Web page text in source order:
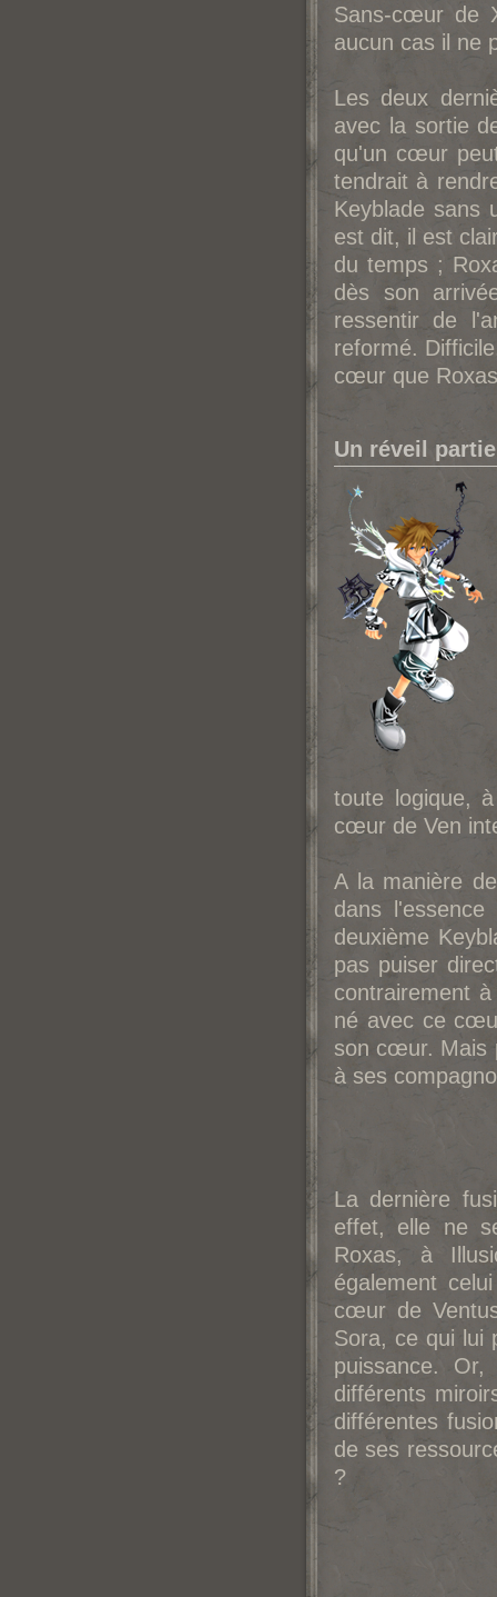
Sans-cœur de
aucun cas il ne
Les deux
avec la sortie
qu'un cœur
tendrait à
Keyblade sans
est dit, il est
du temps ;
dès son
ressentir de
reformé.
cœur que
Un réveil
toute logique,
cœur de Ven
A la manière
dans
deuxième
pas puiser
contrairement
né avec ce
son cœur. Mais
à ses
La dernière
effet, elle ne
Roxas, à
également
cœur de
Sora, ce qui lui
puissance.
différents
différentes
de ses
?